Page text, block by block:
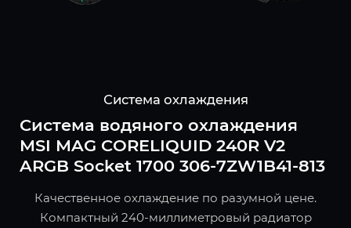
Система охлаждения
Система водяного охлаждения
MSI MAG CORELIQUID 240R V2
ARGB Socket 1700 306-7ZW1B41-813
Качественное охлаждение по разумной цене.
Компактный 240-миллиметровый радиатор